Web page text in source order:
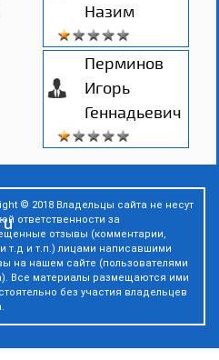
Назим
Перминов
Игорь
Геннадьевич
© 2018 Владельцы сайта не несут
ответственности за
отзывы (комментарии,
т.д и т.п.) лицами написавшими
на нашем сайте (пользователями
Все материалы размещаются ими
без участия владельцев